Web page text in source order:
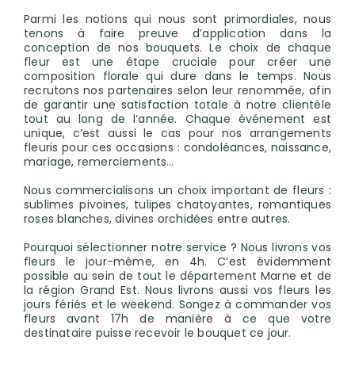
Parmi les notions qui nous sont primordiales, nous
tenons à faire preuve d’application dans la
conception de nos bouquets. Le choix de chaque
fleur est une étape cruciale pour créer une
composition florale qui dure dans le temps. Nous
recrutons nos partenaires selon leur renommée, afin
de garantir une satisfaction totale à notre clientèle
tout au long de l’année. Chaque événement est
unique, c’est aussi le cas pour nos arrangements
fleuris pour ces occasions : condoléances, naissance,
mariage, remerciements…
Nous commercialisons un choix important de fleurs :
sublimes pivoines, tulipes chatoyantes, romantiques
roses blanches, divines orchidées entre autres.
Pourquoi sélectionner notre service ? Nous livrons vos
fleurs le jour-même, en 4h. C’est évidemment
possible au sein de tout le département Marne et de
la région Grand Est. Nous livrons aussi vos fleurs les
jours fériés et le weekend. Songez à commander vos
fleurs avant 17h de manière à ce que votre
destinataire puisse recevoir le bouquet ce jour.